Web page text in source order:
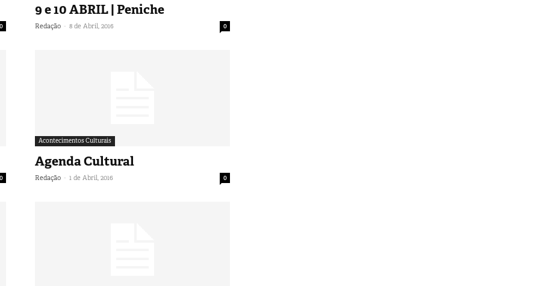
0
9 e 10 ABRIL | Peniche
Redação - 8 de Abril, 2016 0
0
Acontecimentos Culturais
Agenda Cultural
Redação - 1 de Abril, 2016 0